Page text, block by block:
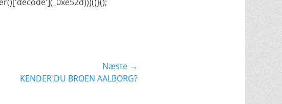
Næste →
KENDER DU BROEN AALBORG?